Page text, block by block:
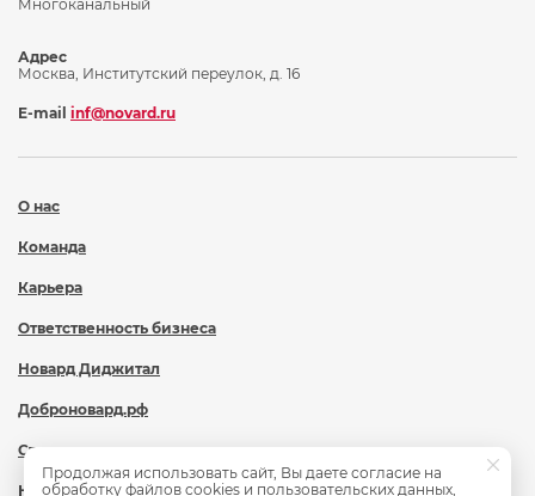
Многоканальный
О нас
Команда
Карьера
Ответственность бизнеса
Новард Диджитал
Доброновард.рф
Статьи
Новости
Адрес
Москва, Институтский переулок, д. 16
E-mail inf@novard.ru
Продолжая использовать сайт, Вы даете согласие на
обработку файлов cookies и пользовательских данных,